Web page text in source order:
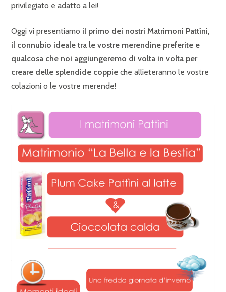
privilegiato e adatto a lei!
Oggi vi presentiamo il primo dei nostri Matrimoni Pattìni,
il connubio ideale tra le vostre merendine preferite e
qualcosa che noi aggiungeremo di volta in volta per
creare delle splendide coppie che allieteranno le vostre
colazioni o le vostre merende!